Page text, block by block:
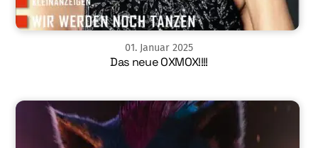
01. Januar 2025
Das neue OXMOX!!!!